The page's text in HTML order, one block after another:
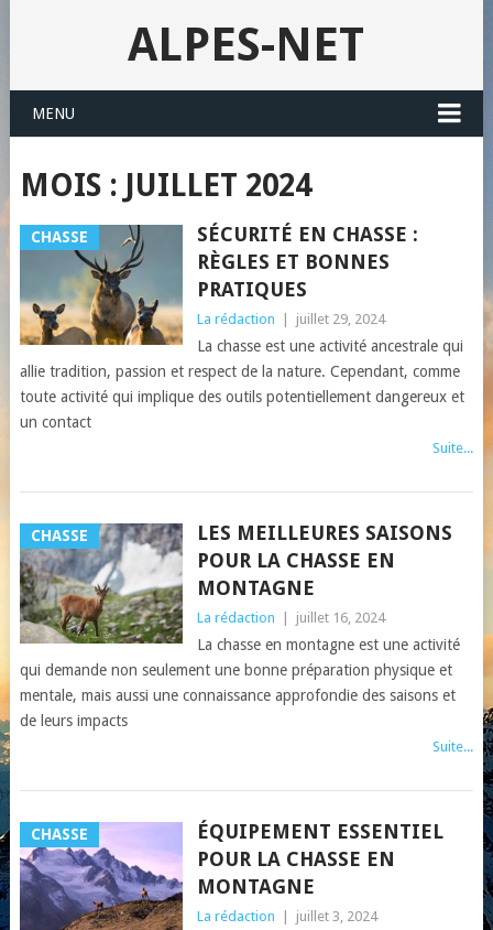
ALPES-NET
MENU
MOIS : JUILLET 2024
CHASSE
SÉCURITÉ EN CHASSE :
RÈGLES ET BONNES
PRATIQUES
La rédaction juillet 29, 2024
La chasse est une activité ancestrale qui
allie tradition, passion et respect de la nature. Cependant, comme
toute activité qui implique des outils potentiellement dangereux et
un contact
Suite...
CHASSE
LES MEILLEURES SAISONS
POUR LA CHASSE EN
MONTAGNE
La rédaction juillet 16, 2024
La chasse en montagne est une activité
qui demande non seulement une bonne préparation physique et
mentale, mais aussi une connaissance approfondie des saisons et
de leurs impacts
Suite...
CHASSE
ÉQUIPEMENT ESSENTIEL
POUR LA CHASSE EN
MONTAGNE
La rédaction juillet 3, 2024